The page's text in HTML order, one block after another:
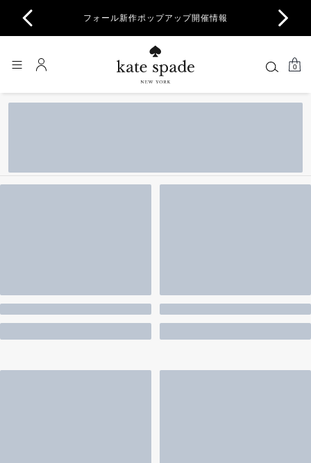
フォール新作ポップアップ開催情報
0